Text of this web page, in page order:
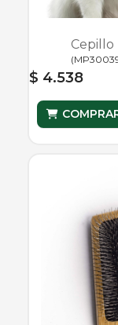
Cepillo
(
$ 4.538